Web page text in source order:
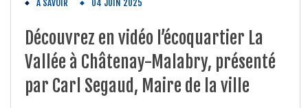
A SAVOIR 04 JUIN 2025
Découvrez en vidéo l’écoquartier La
Vallée à Châtenay-Malabry, présenté
par Carl Segaud, Maire de la ville